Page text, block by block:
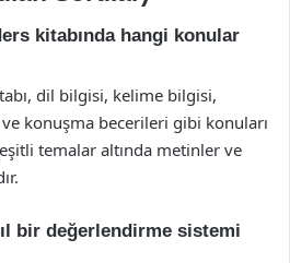
kitabında hangi konular
dil bilgisi, kelime bilgisi,
konuşma becerileri gibi konuları
temalar altında metinler ve
bir değerlendirme sistemi